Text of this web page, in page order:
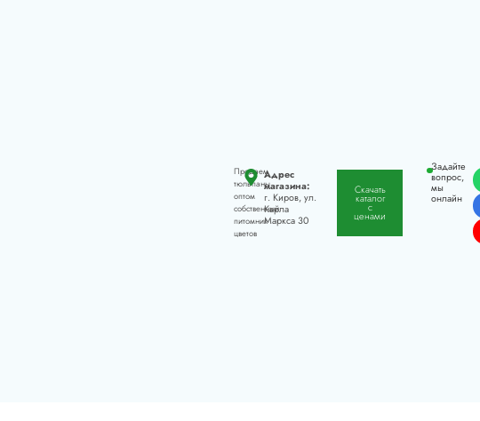
Продаем
тюльпаны
оптом
собственный
питомник
цветов
Адрес
магазина:
г. Киров, ул.
Карла
Маркса 30
Скачать
каталог
с
ценами
Задайте
вопрос,
мы
онлайн